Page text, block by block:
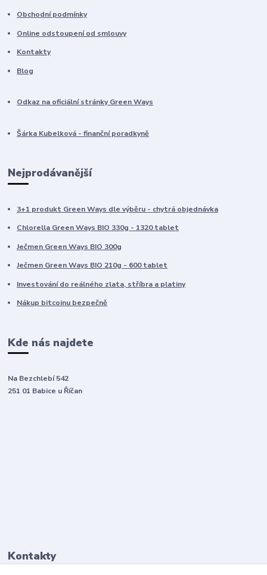
Obchodní podmínky
Online odstoupení od smlouvy
Kontakty
Blog
Odkaz na oficiální stránky Green Ways
Šárka Kubelková - finanční poradkyně
Nejprodávanější
3+1 produkt Green Ways dle výběru - chytrá objednávka
Chlorella Green Ways BIO 330g - 1320 tablet
Ječmen Green Ways BIO 300g
Ječmen Green Ways BIO 210g - 600 tablet
Investování do reálného zlata, stříbra a platiny
Nákup bitcoinu bezpečně
Kde nás najdete
Na Bezchlebí 542
251 01 Babice u Říčan
Kontakty